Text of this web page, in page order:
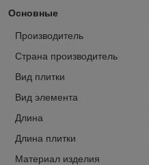
Основные
Производитель
Страна производитель
Вид плитки
Вид элемента
Длина
Длина плитки
Материал изделия